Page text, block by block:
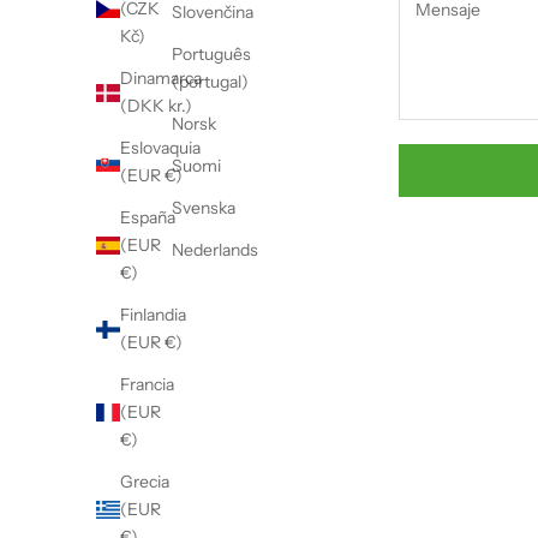
(CZK
Kč)
Dinamarca
(DKK kr.)
Eslovaquia
(EUR €)
España
(EUR
€)
Finlandia
(EUR €)
Francia
(EUR
€)
Grecia
(EUR
Slovenčina
Português
(portugal)
Norsk
Suomi
Svenska
Nederlands